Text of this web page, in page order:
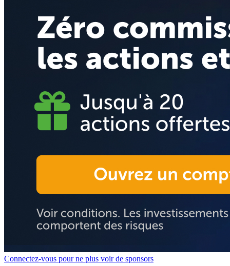
Connectez-vous pour ne plus voir de sponsors